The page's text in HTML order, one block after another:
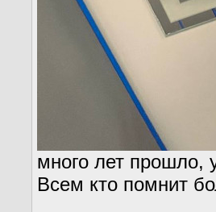
много лет прошло,
Всем кто помнит